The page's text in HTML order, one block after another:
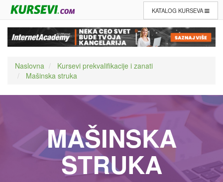
KATALOG KURSEVA
Naslovna
Kursevi prekvalifikacije i zanati
Mašinska struka
MAŠINSKA
STRUKA